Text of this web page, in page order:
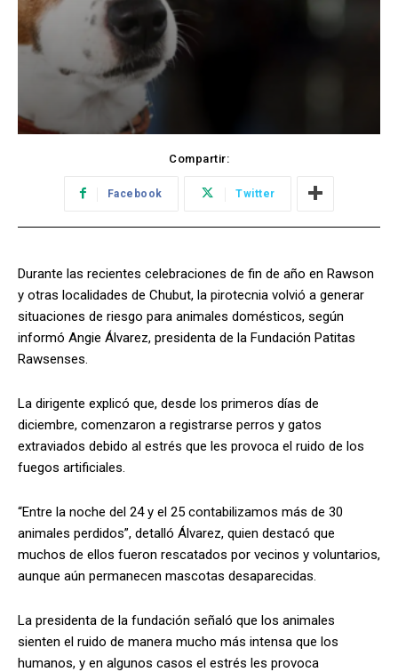
Compartir:
Facebook Twitter
Durante las recientes celebraciones de fin de año en Rawson
y otras localidades de Chubut, la pirotecnia volvió a generar
situaciones de riesgo para animales domésticos, según
informó Angie Álvarez, presidenta de la Fundación Patitas
Rawsenses.
La dirigente explicó que, desde los primeros días de
diciembre, comenzaron a registrarse perros y gatos
extraviados debido al estrés que les provoca el ruido de los
fuegos artificiales.
“Entre la noche del 24 y el 25 contabilizamos más de 30
animales perdidos”, detalló Álvarez, quien destacó que
muchos de ellos fueron rescatados por vecinos y voluntarios,
aunque aún permanecen mascotas desaparecidas.
La presidenta de la fundación señaló que los animales
sienten el ruido de manera mucho más intensa que los
humanos, y en algunos casos el estrés les provoca